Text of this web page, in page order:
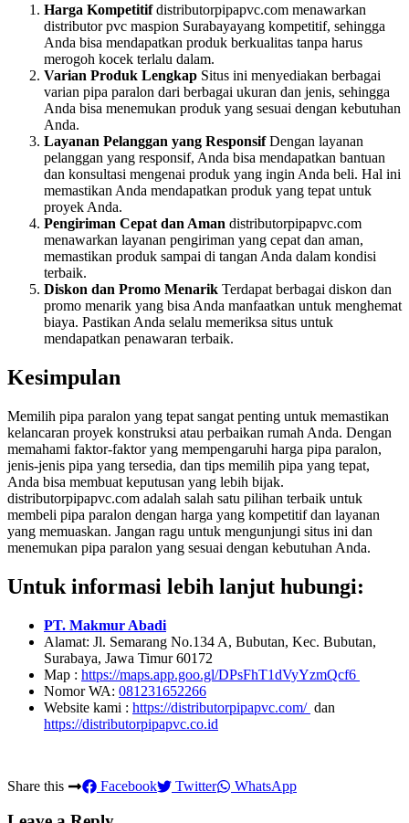
Harga Kompetitifdistributorpipapvc.com menawarkan
distributor pvc maspion Surabayayang kompetitif, sehingga
Anda bisa mendapatkan produk berkualitas tanpa harus
merogoh kocek terlalu dalam.
Varian Produk Lengkap Situs ini menyediakan berbagai
varian pipa paralon dari berbagai ukuran dan jenis, sehingga
Anda bisa menemukan produk yang sesuai dengan kebutuhan
Anda.
Layanan Pelanggan yang ResponsifDengan layanan
pelanggan yang responsif, Anda bisa mendapatkan bantuan
dan konsultasi mengenai produk yang ingin Anda beli. Hal ini
memastikan Anda mendapatkan produk yang tepat untuk
proyek Anda.
Pengiriman Cepat dan Aman distributorpipapvc.com
menawarkan layanan pengiriman yang cepat dan aman,
memastikan produk sampai di tangan Anda dalam kondisi
terbaik.
Diskon dan Promo Menarik Terdapat berbagai diskon dan
promo menarik yang bisa Anda manfaatkan untuk menghemat
biaya. Pastikan Anda selalu memeriksa situs untuk
mendapatkan penawaran terbaik.
Kesimpulan
Memilih pipa paralon yang tepat sangat penting untuk memastikan
kelancaran proyek konstruksi atau perbaikan rumah Anda. Dengan
memahami faktor-faktor yang mempengaruhi harga pipa paralon,
jenis-jenis pipa yang tersedia, dan tips memilih pipa yang tepat,
Anda bisa membuat keputusan yang lebih bijak.
distributorpipapvc.com adalah salah satu pilihan terbaik untuk
membeli pipa paralon dengan harga yang kompetitif dan layanan
yang memuaskan. Jangan ragu untuk mengunjungi situs ini dan
menemukan pipa paralon yang sesuai dengan kebutuhan Anda.
Untuk informasi lebih lanjut hubungi:
PT. Makmur Abadi
Alamat: Jl. Semarang No.134 A, Bubutan, Kec. Bubutan,
Surabaya, Jawa Timur 60172
Map : https://maps.app.goo.gl/DPsFhT1dVyYzmQcf6
Nomor WA: 081231652266
Website kami : https://distributorpipapvc.com/ dan
https://distributorpipapvc.co.id
Share this Facebook Twitter WhatsApp